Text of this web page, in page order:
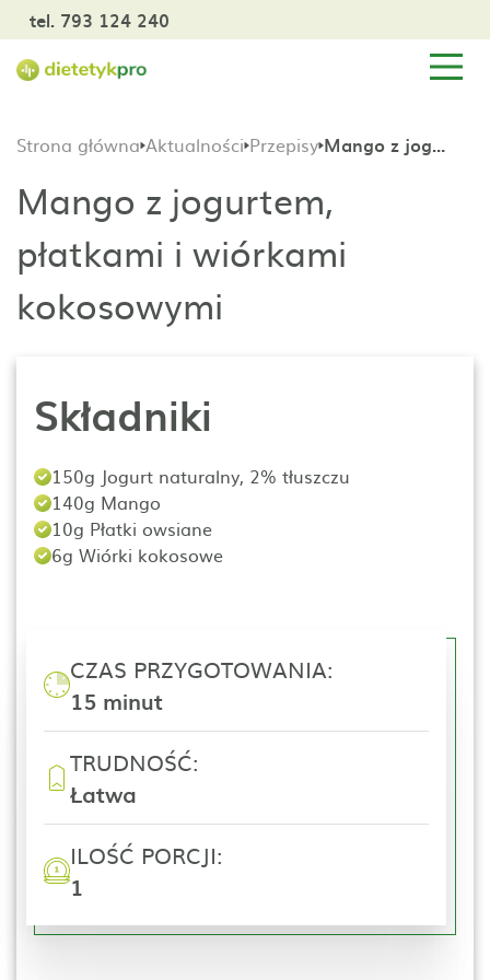
tel. 793 124 240
Strona główna Aktualności Przepisy Mango z jogurtem, płatkami i wiórkami kokosowymi
Mango z jogurtem,
płatkami i wiórkami
kokosowymi
Składniki
150g Jogurt naturalny, 2% tłuszczu
140g Mango
10g Płatki owsiane
6g Wiórki kokosowe
CZAS PRZYGOTOWANIA:
15 minut
TRUDNOŚĆ:
Łatwa
ILOŚĆ PORCJI:
1